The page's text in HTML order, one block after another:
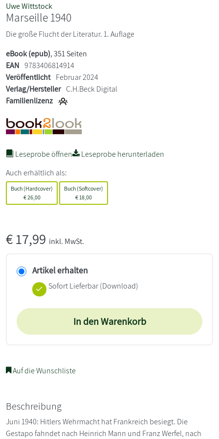
Uwe Wittstock
Marseille 1940
Die große Flucht der Literatur. 1. Auflage
eBook (epub), 351 Seiten
EAN 9783406814914
Veröffentlicht Februar 2024
Verlag/Hersteller C.H.Beck Digital
Familienlizenz
Leseprobe öffnen
Leseprobe herunterladen
Auch erhältlich als:
Buch (Hardcover)
€26,00
Buch (Softcover)
€ 18,00
€17,99 inkl. MwSt.
Artikel erhalten
Sofort Lieferbar (Download)
In den Warenkorb
Auf die Wunschliste
Beschreibung
Juni 1940: Hitlers Wehrmacht hat Frankreich besiegt. Die
Gestapo fahndet nach Heinrich Mann und Franz Werfel, nach